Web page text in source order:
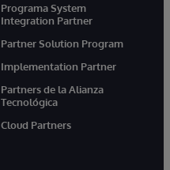
Programa System
Integration Partner
Partner Solution Program
Implementation Partner
Partners de la Alianza
Tecnológica
Cloud Partners